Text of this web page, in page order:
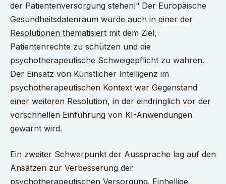
der Patientenversorgung stehen!“ Der Europäische
Gesundheitsdatenraum wurde auch in einer der
Resolutionen thematisiert mit dem Ziel,
Patientenrechte zu schützen und die
psychotherapeutische Schweigepflicht zu wahren.
Der Einsatz von Künstlicher Intelligenz im
psychotherapeutischen Kontext war Gegenstand
einer weiteren Resolution, in der eindringlich vor der
vorschnellen Einführung von KI-Anwendungen
gewarnt wird.
Ein zweiter Schwerpunkt der Aussprache lag auf den
Ansätzen zur Verbesserung der
psychotherapeutischen Versorgung. Einhellige